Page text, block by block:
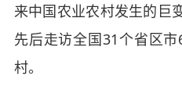
来中国农业农村发生的巨
先后走访全国31个省区
村。